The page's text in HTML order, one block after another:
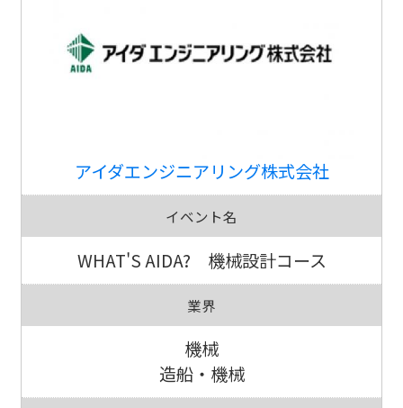
アイダエンジニアリング株式会社
イベント名
WHAT'S AIDA? 機械設計コース
業界
機械
造船・機械